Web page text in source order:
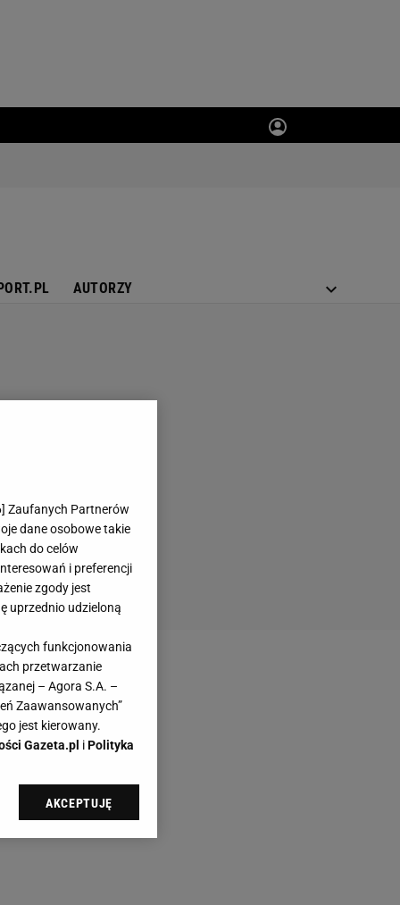
AUTORZY
] Zaufanych Partnerów
dane osobowe takie
do celów
i preferencji
zgody jest
uprzednio udzieloną
funkcjonowania
przetwarzanie
– Agora S.A. –
Zaawansowanych”
jest kierowany.
Gazeta.pl iPolityka
sp. z o.o., jej
swoje preferencje
AKCEPTUJĘ